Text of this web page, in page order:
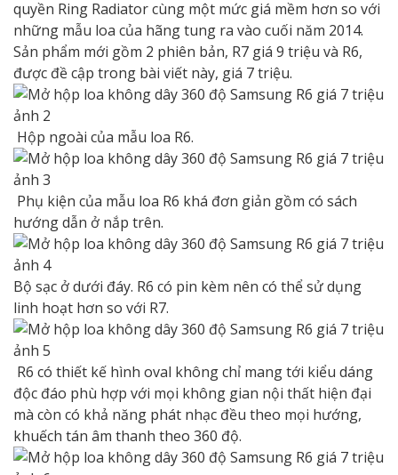
quyền Ring Radiator cùng một mức giá mềm hơn so với
những mẫu loa của hãng tung ra vào cuối năm 2014.
Sản phẩm mới gồm 2 phiên bản, R7 giá 9 triệu và R6,
được đề cập trong bài viết này, giá 7 triệu.
Hộp ngoài của mẫu loa R6.
Phụ kiện của mẫu loa R6 khá đơn giản gồm có sách
hướng dẫn ở nắp trên.
Bộ sạc ở dưới đáy. R6 có pin kèm nên có thể sử dụng
linh hoạt hơn so với R7.
R6 có thiết kế hình oval không chỉ mang tới kiểu dáng
độc đáo phù hợp với mọi không gian nội thất hiện đại
mà còn có khả năng phát nhạc đều theo mọi hướng,
khuếch tán âm thanh theo 360 độ.